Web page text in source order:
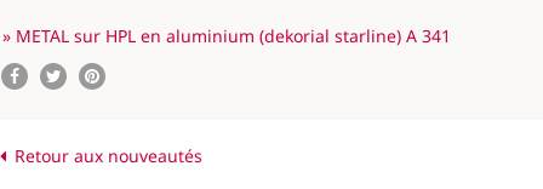
» METAL sur HPL en aluminium (dekorial starline) A 341
Retour aux nouveautés